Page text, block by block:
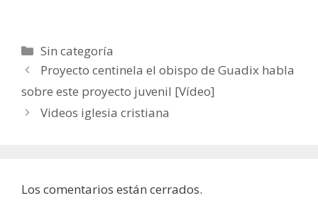
Categorías
Sin categoría
Proyecto centinela el obispo de Guadix habla
sobre este proyecto juvenil [Vídeo]
Videos iglesia cristiana
Los comentarios están cerrados.